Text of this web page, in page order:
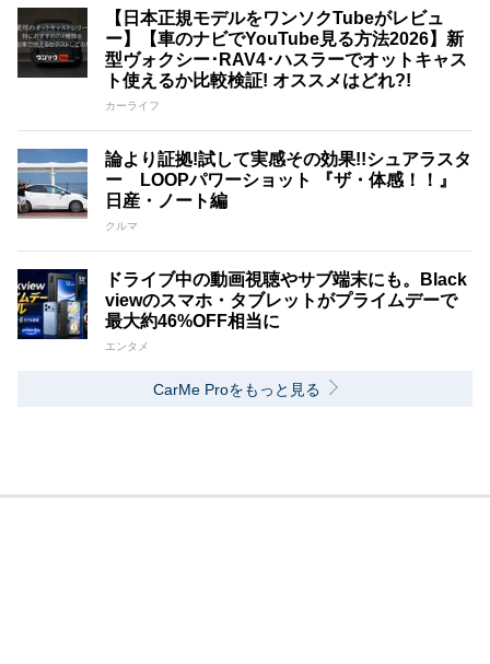
【日本正規モデルをワンソクTubeがレビュ
ー】【車のナビでYouTube見る方法2026】新
型ヴォクシー･RAV4･ハスラーでオットキャス
ト使えるか比較検証! オススメはどれ?!
カーライフ
論より証拠!試して実感その効果!!シュアラスタ
ー LOOPパワーショット 『ザ・体感！！』
日産・ノート編
クルマ
ドライブ中の動画視聴やサブ端末にも。Black
viewのスマホ・タブレットがプライムデーで
最大約46%OFF相当に
エンタメ
CarMe Proをもっと見る